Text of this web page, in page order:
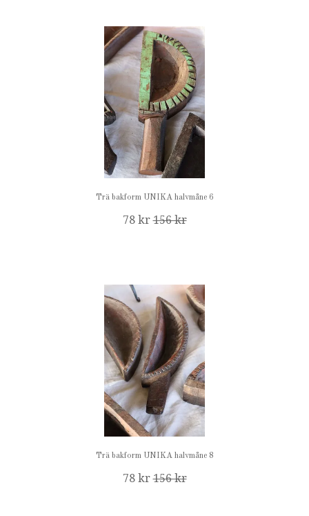
Trä bakform UNIKA halvmåne 6
78 kr156 kr
Trä bakform UNIKA halvmåne 8
78 kr156 kr